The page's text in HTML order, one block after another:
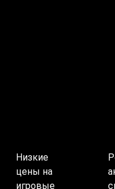
Низкие
цены на
игровые